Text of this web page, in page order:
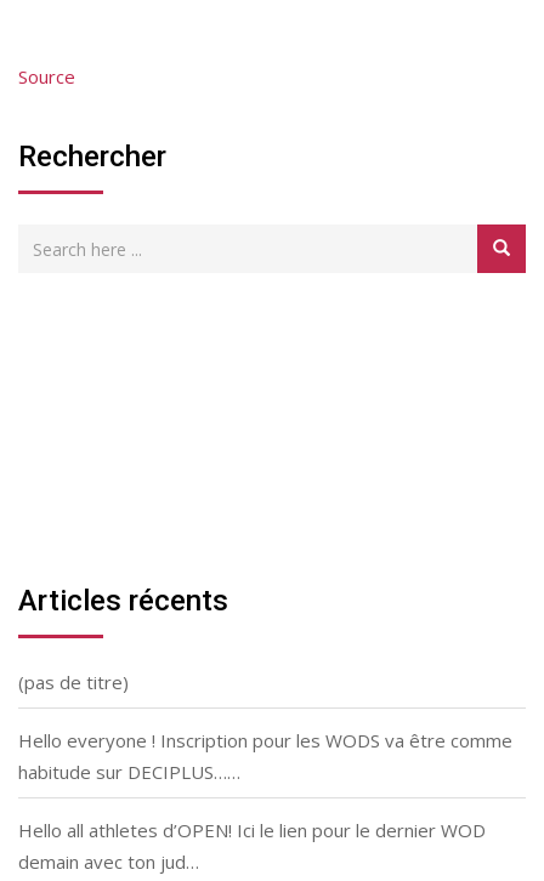
Source
Rechercher
Articles récents
(pas de titre)
Hello everyone ! Inscription pour les WODS va être comme
habitude sur DECIPLUS……
Hello all athletes d’OPEN! Ici le lien pour le dernier WOD
demain avec ton jud…